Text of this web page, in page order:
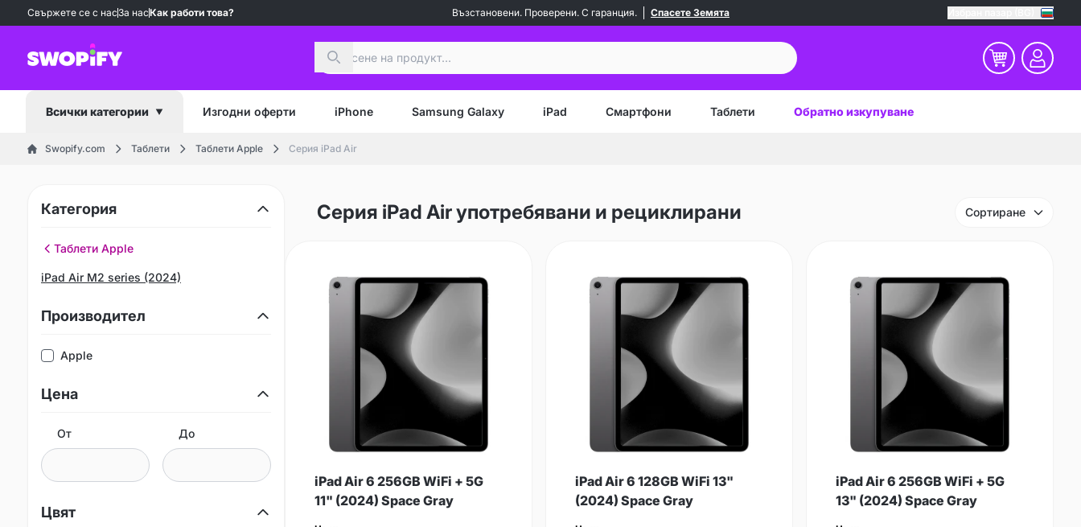
Свържете се с нас За насКак работи това? Възстановени. Проверени. С гаранция. Спасете Земята
Всички категории Изгодни оферти iPhone Samsung Galaxy iPad Смартфони Таблети Обратно изкупуване
Swopify.com Таблети Таблети Apple Серия iPad Air
Категория
Таблети Apple
iPad Air M2 series (2024)
Производител
Apple
Цена
От До
Цвят
Серия iPad Air употребявани и рециклирани Сортиране
iPad Air 6 256GB WiFi + 5G
11" (2024) Space Gray
iPad Air 6 128GB WiFi 13"
(2024) Space Gray
iPad Air 6 256GB WiFi + 5G
13" (2024) Space Gray